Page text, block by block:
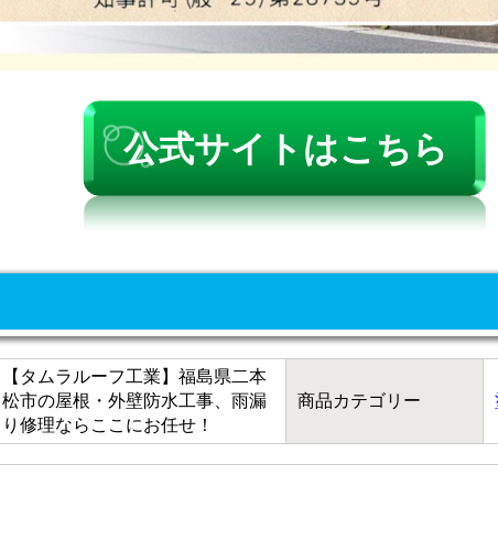
公式サイトはこちら
【タムラルーフ工業】福島県二本
松市の屋根・外壁防水工事、雨漏
り修理ならここにお任せ！
商品カテゴリー